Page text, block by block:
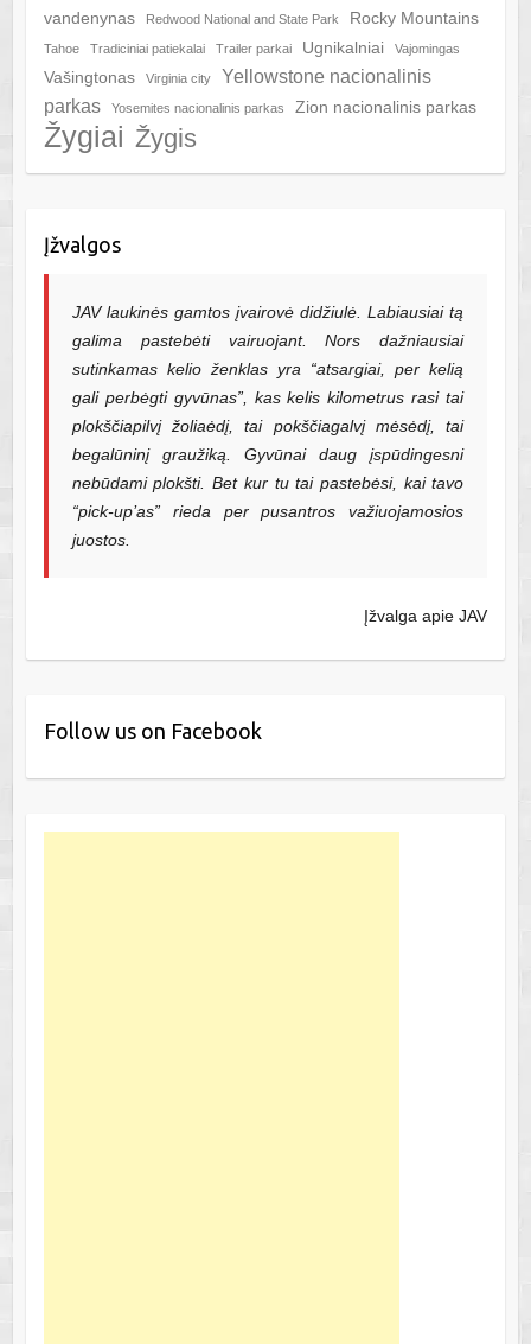
vandenynas
Redwood National and State Park Rocky Mountains
Tahoe Tradiciniai patiekalai Trailer parkai Ugnikalniai Vajomingas
Vašingtonas Virginia city
Yellowstone nacionalinis
parkas
Yosemites nacionalinis parkas Zion nacionalinis parkas
Žygiai Žygis
Įžvalgos
JAV laukinės gamtos įvairovė didžiulė. Labiausiai tą
galima pastebėti vairuojant. Nors dažniausiai
sutinkamas kelio ženklas yra “atsargiai, per kelią
gali perbėgti gyvūnas”, kas kelis kilometrus rasi tai
plokščiapilvį žoliaėdį, tai pokščiagalvį mėsėdį, tai
begalūninį graužiką. Gyvūnai daug įspūdingesni
nebūdami plokšti. Bet kur tu tai pastebėsi, kai tavo
“pick-up’as” rieda per pusantros važiuojamosios
juostos.
Įžvalga apie JAV
Follow us on Facebook